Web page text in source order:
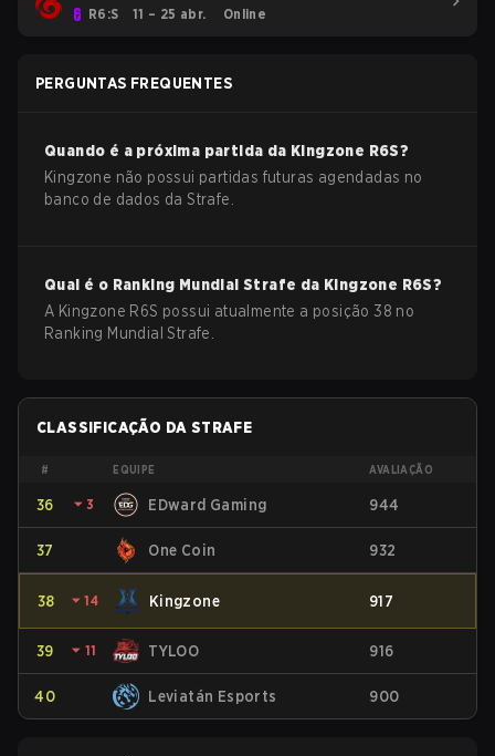
R6:S 11 – 25 abr. Online
PERGUNTAS FREQUENTES
Quando é a próxima partida da Kingzone R6S?
Kingzone não possui partidas futuras agendadas no
banco de dados da Strafe.
Qual é o Ranking Mundial Strafe da Kingzone R6S?
A Kingzone R6S possui atualmente a posição 38 no
Ranking Mundial Strafe.
CLASSIFICAÇÃO DA STRAFE
# EQUIPE AVALIAÇÃO
36 ⏷ 3 EDward Gaming 944
37 One Coin 932
38 ⏷ 14 Kingzone 917
39 ⏷ 11 TYLOO 916
40 Leviatán Esports 900